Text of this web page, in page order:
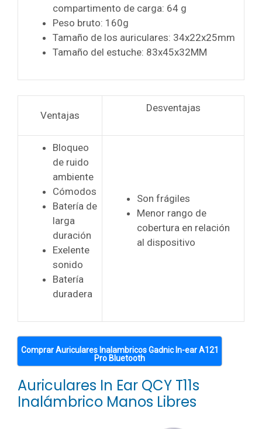
compartimento de carga: 64 g
Peso bruto: 160g
Tamaño de los auriculares: 34x22x25mm
Tamaño del estuche: 83x45x32MM
Ventajas
Desventajas
Bloqueo
de ruido
ambiente
Cómodos
Batería de
larga
duración
Exelente
sonido
Batería
duradera
Son frágiles
Menor rango de
cobertura en relación
al dispositivo
Comprar Auriculares Inalambricos Gadnic In-ear A121
Pro Bluetooth
Auriculares In Ear QCY T11s
Inalámbrico Manos Libres